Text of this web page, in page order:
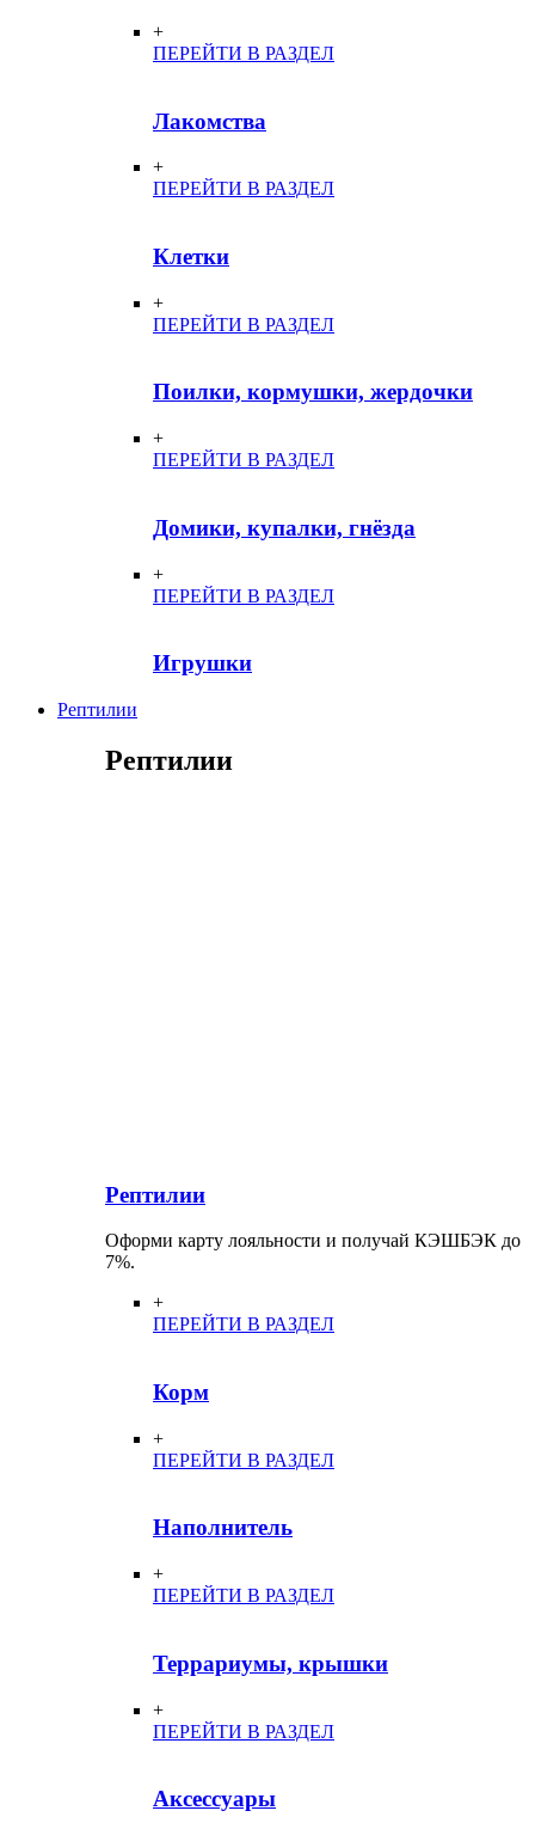
+
ПЕРЕЙТИ В РАЗДЕЛ
Лакомства
+
ПЕРЕЙТИ В РАЗДЕЛ
Клетки
+
ПЕРЕЙТИ В РАЗДЕЛ
Поилки, кормушки, жердочки
+
ПЕРЕЙТИ В РАЗДЕЛ
Домики, купалки, гнёзда
+
ПЕРЕЙТИ В РАЗДЕЛ
Игрушки
Рептилии
Рептилии
Рептилии
Оформи карту лояльности и получай КЭШБЭК до
7%.
+
ПЕРЕЙТИ В РАЗДЕЛ
Корм
+
ПЕРЕЙТИ В РАЗДЕЛ
Наполнитель
+
ПЕРЕЙТИ В РАЗДЕЛ
Террариумы, крышки
+
ПЕРЕЙТИ В РАЗДЕЛ
Аксессуары